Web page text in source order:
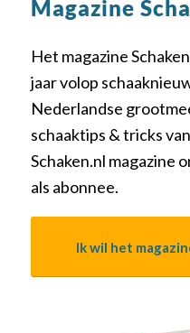
Magazine
Het magazine
jaar volop
Nederlandse
schaaktips & tricks
Schaken.nl magazine
als abonnee.
Ik wil het